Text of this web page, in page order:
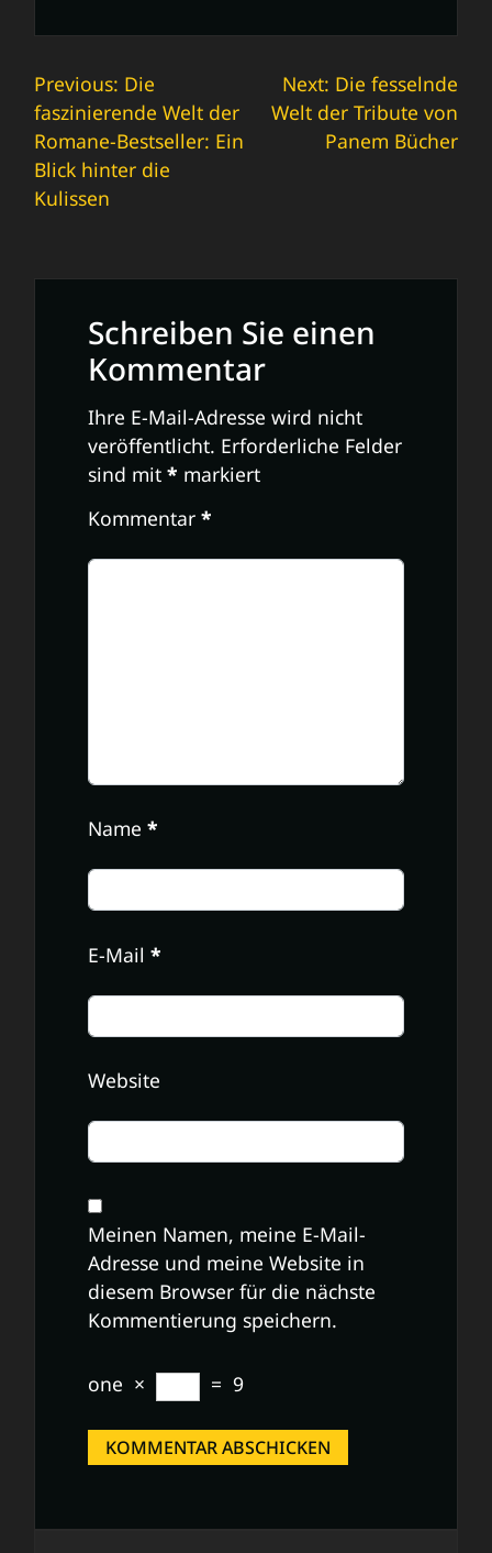
Beitrags-
Navigation
Previous: Die
faszinierende Welt der
Romane-Bestseller: Ein
Blick hinter die
Kulissen
Next: Die fesselnde
Welt der Tribute von
Panem Bücher
Schreiben Sie einen
Kommentar
Ihre E-Mail-Adresse wird nicht
veröffentlicht. Erforderliche Felder
sind mit * markiert
Kommentar *
Name *
E-Mail *
Website
Meinen Namen, meine E-Mail-
Adresse und meine Website in
diesem Browser für die nächste
Kommentierung speichern.
one × = 9